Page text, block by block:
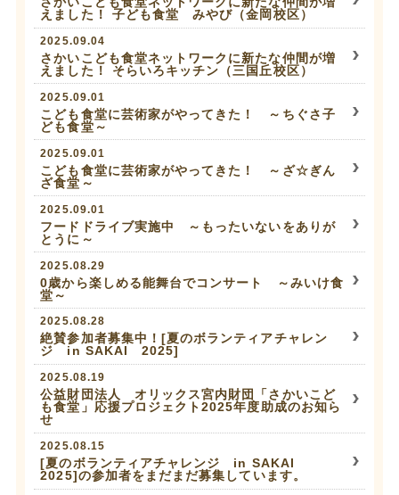
えました！ 子ども食堂 みやび（金岡校区）
2025.09.04
さかいこども食堂ネットワークに新たな仲間が増
えました！ そらいろキッチン（三国丘校区）
2025.09.01
こども食堂に芸術家がやってきた！ ～ちぐさ子
ども食堂～
2025.09.01
こども食堂に芸術家がやってきた！ ～ざ☆ぎん
ざ食堂～
2025.09.01
フードドライブ実施中 ～もったいないをありが
とうに～
2025.08.29
0歳から楽しめる能舞台でコンサート ～みいけ食
堂～
2025.08.28
絶賛参加者募集中！[夏のボランティアチャレン
ジ in SAKAI 2025]
2025.08.19
公益財団法人 オリックス宮内財団「さかいこど
も食堂」応援プロジェクト2025年度助成のお知ら
せ
2025.08.15
[夏のボランティアチャレンジ in SAKAI
2025]の参加者をまだまだ募集しています。